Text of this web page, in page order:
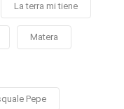
La terra mi tiene
Matera
Pepe